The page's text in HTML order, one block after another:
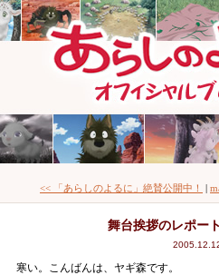
<< 「あらしのよるに」絶賛公開中！ |
舞台挨拶のレポー
寒い。こんばんは、ヤギ森です。